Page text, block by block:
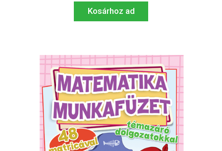
Kosárhoz ad